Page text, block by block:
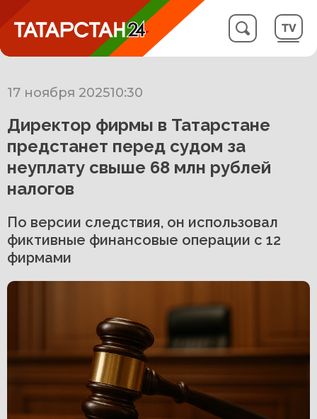
17 ноября 202510:30
Директор фирмы в Татарстане
предстанет перед судом за
неуплату свыше 68 млн рублей
налогов
По версии следствия, он использовал
фиктивные финансовые операции с 12
фирмами